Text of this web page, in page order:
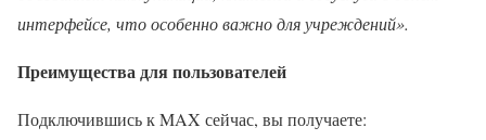
интерфейсе, что особенно важно для учреждений».
Преимущества для пользователей
Подключившись к MAX сейчас, вы получаете: